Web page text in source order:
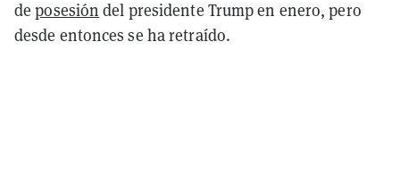
deposesión del presidente Trump en enero, pero
desde entonces se ha retraído.